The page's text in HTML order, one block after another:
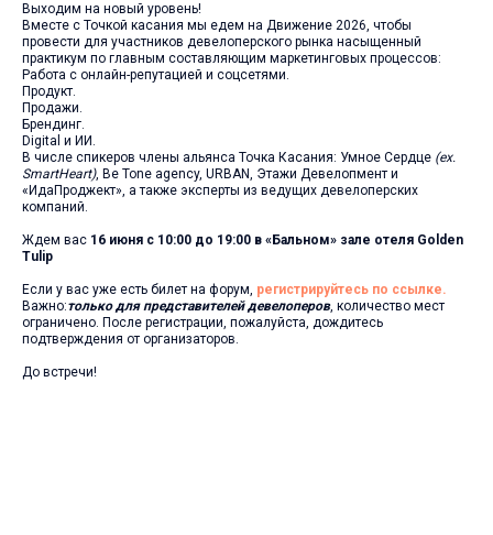
Выходим на новый уровень!
Вместе с Точкой касания мы едем на Движение 2026, чтобы
провести для участников девелоперского рынка насыщенный
практикум по главным составляющим маркетинговых процессов:
Работа с онлайн-репутацией и соцсетями.
Продукт.
Продажи.
Брендинг.
Digital и ИИ.
В числе спикеров члены альянса Точка Касания: Умное Сердце (ex.
SmartHeart), Be Tone agency, URBAN, Этажи Девелопмент и
«ИдаПроджект», а также эксперты из ведущих девелоперских
компаний.
Ждем вас 16 июня с 10:00 до 19:00 в «Бальном» зале отеля Golden
Tulip
Если у вас уже есть билет на форум, регистрируйтесь по ссылке.
Важно:только для представителей девелоперов, количество мест
ограничено. После регистрации, пожалуйста, дождитесь
подтверждения от организаторов.
До встречи!